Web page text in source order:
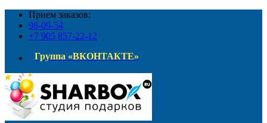
Прием заказов:
98-09-54
+7 905 857-22-12
Группа «ВКОНТАКТЕ»